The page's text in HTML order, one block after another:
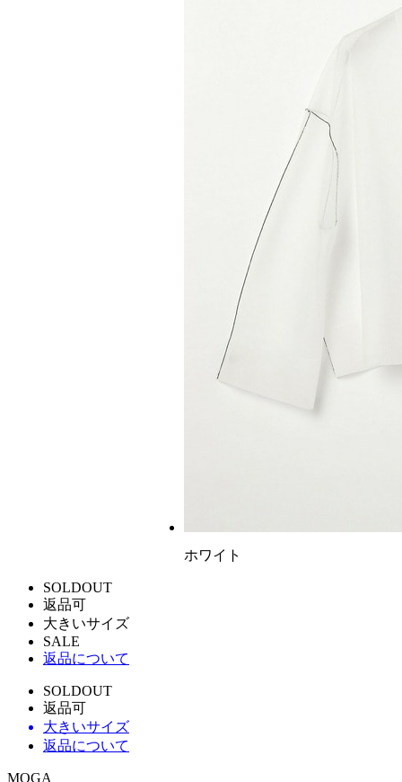
ホワイト
SOLDOUT
返品可
大きいサイズ
SALE
返品について
SOLDOUT
返品可
大きいサイズ
返品について
MOGA